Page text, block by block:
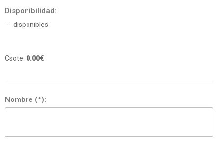
Disponibilidad:
… disponibles
Csote: 0.00€
Nombre (*):